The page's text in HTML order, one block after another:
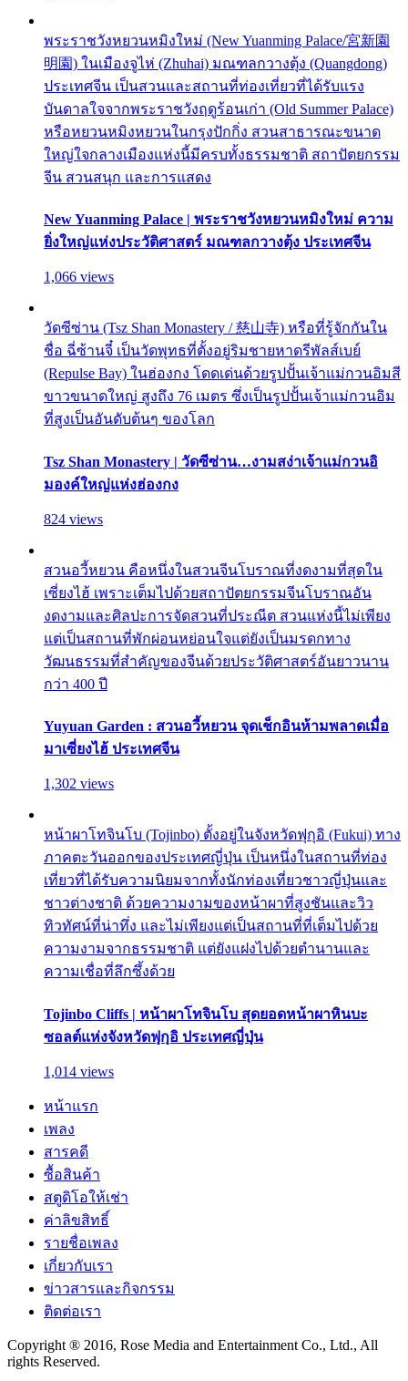
พระราชวังหยวนหมิงใหม่ (New Yuanming Palace/宮新園
明園) ในเมืองจูไห่ (Zhuhai) มณฑลกวางตุ้ง (Quangdong)
ประเทศจีน เป็นสวนและสถานที่ท่องเที่ยวที่ได้รับแรง
บันดาลใจจากพระราชวังฤดูร้อนเก่า (Old Summer Palace)
หรือหยวนหมิงหยวนในกรุงปักกิ่ง สวนสาธารณะขนาด
ใหญ่ใจกลางเมืองแห่งนี้มีครบทั้งธรรมชาติ สถาปัตยกรรม
จีน สวนสนุก และการแสดง
New Yuanming Palace | พระราชวังหยวนหมิงใหม่ ความ
ยิ่งใหญ่แห่งประวัติศาสตร์ มณฑลกวางตุ้ง ประเทศจีน
1,066 views
วัดซีซ่าน (Tsz Shan Monastery / 慈山寺) หรือที่รู้จักกันใน
ชื่อ ฉี่ซ้านจี๋ เป็นวัดพุทธที่ตั้งอยู่ริมชายหาดรีพัลส์เบย์
(Repulse Bay) ในฮ่องกง โดดเด่นด้วยรูปปั้นเจ้าแม่กวนอิมสี
ขาวขนาดใหญ่ สูงถึง 76 เมตร ซึ่งเป็นรูปปั้นเจ้าแม่กวนอิม
ที่สูงเป็นอันดับต้นๆ ของโลก
Tsz Shan Monastery | วัดซีซ่าน…งามสง่าเจ้าแม่กวนอิ
มองค์ใหญ่แห่งฮ่องกง
824 views
สวนอวี้หยวน คือหนึ่งในสวนจีนโบราณที่งดงามที่สุดใน
เซี่ยงไฮ้ เพราะเต็มไปด้วยสถาปัตยกรรมจีนโบราณอัน
งดงามและศิลปะการจัดสวนที่ประณีต สวนแห่งนี้ไม่เพียง
แต่เป็นสถานที่พักผ่อนหย่อนใจแต่ยังเป็นมรดกทาง
วัฒนธรรมที่สำคัญของจีนด้วยประวัติศาสตร์อันยาวนาน
กว่า 400 ปี
Yuyuan Garden : สวนอวี้หยวน จุดเช็กอินห้ามพลาดเมื่อ
มาเซี่ยงไฮ้ ประเทศจีน
1,302 views
หน้าผาโทจินโบ (Tojinbo) ตั้งอยู่ในจังหวัดฟุกุอิ (Fukui) ทาง
ภาคตะวันออกของประเทศญี่ปุ่น เป็นหนึ่งในสถานที่ท่อง
เที่ยวที่ได้รับความนิยมจากทั้งนักท่องเที่ยวชาวญี่ปุ่นและ
ชาวต่างชาติ ด้วยความงามของหน้าผาที่สูงชันและวิว
ทิวทัศน์ที่น่าทึ่ง และไม่เพียงแต่เป็นสถานที่ที่เต็มไปด้วย
ความงามจากธรรมชาติ แต่ยังแฝงไปด้วยตำนานและ
ความเชื่อที่ลึกซึ้งด้วย
Tojinbo Cliffs | หน้าผาโทจินโบ สุดยอดหน้าผาหินบะ
ซอลต์แห่งจังหวัดฟุกุอิ ประเทศญี่ปุ่น
1,014 views
หน้าแรก
เพลง
สารคดี
ซื้อสินค้า
สตูดิโอให้เช่า
ค่าลิขสิทธิ์
รายชื่อเพลง
เกี่ยวกับเรา
ข่าวสารและกิจกรรม
ติดต่อเรา
Copyright ® 2016, Rose Media and Entertainment Co., Ltd., All
rights Reserved.